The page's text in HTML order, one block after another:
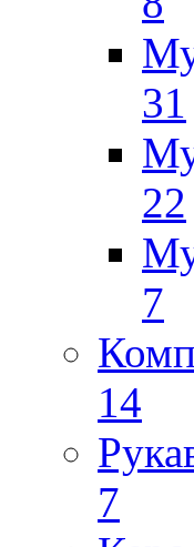
31
22
7
14
7